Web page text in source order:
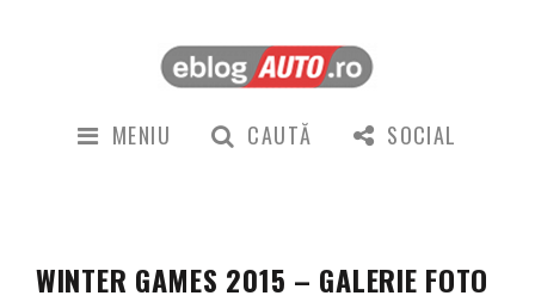
MENIU CAUTĂ SOCIAL
WINTER GAMES 2015 – GALERIE FOTO